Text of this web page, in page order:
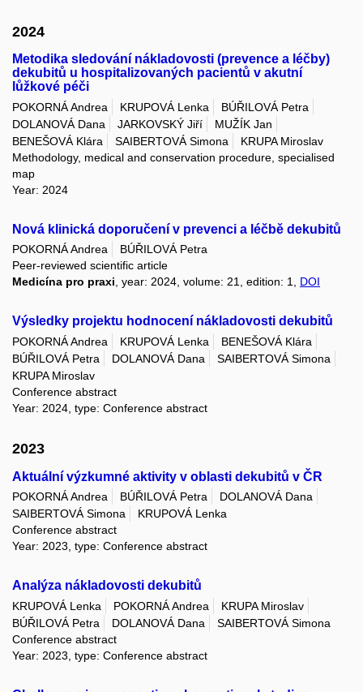
2024
Metodika sledování nákladovosti (prevence a léčby)
dekubitů u hospitalizovaných pacientů v akutní
lůžkové péči
POKORNÁ Andrea KRUPOVÁ Lenka
BÚŘILOVÁ Petra
DOLANOVÁ Dana
JARKOVSKÝ Jiří
MUŽÍK Jan
BENEŠOVÁ Klára
SAIBERTOVÁ Simona
KRUPA Miroslav
Methodology, medical and conservation procedure, specialised
map
Year: 2024
Nová klinická doporučení v prevenci a léčbě dekubitů
POKORNÁ Andrea
BÚŘILOVÁ Petra
Peer-reviewed scientific article
Medicína pro praxi, year: 2024, volume: 21, edition: 1, DOI
Výsledky projektu hodnocení nákladovosti dekubitů
POKORNÁ Andrea KRUPOVÁ Lenka
BENEŠOVÁ Klára
BÚŘILOVÁ Petra
DOLANOVÁ Dana
SAIBERTOVÁ Simona
KRUPA Miroslav
Conference abstract
Year: 2024, type: Conference abstract
2023
Aktuální výzkumné aktivity v oblasti dekubitů v ČR
POKORNÁ Andrea BÚŘILOVÁ Petra
DOLANOVÁ Dana
SAIBERTOVÁ Simona
KRUPOVÁ Lenka
Conference abstract
Year: 2023, type: Conference abstract
Analýza nákladovosti dekubitů
KRUPOVÁ Lenka POKORNÁ Andrea
KRUPA Miroslav
BÚŘILOVÁ Petra
DOLANOVÁ Dana
SAIBERTOVÁ Simona
Conference abstract
Year: 2023, type: Conference abstract